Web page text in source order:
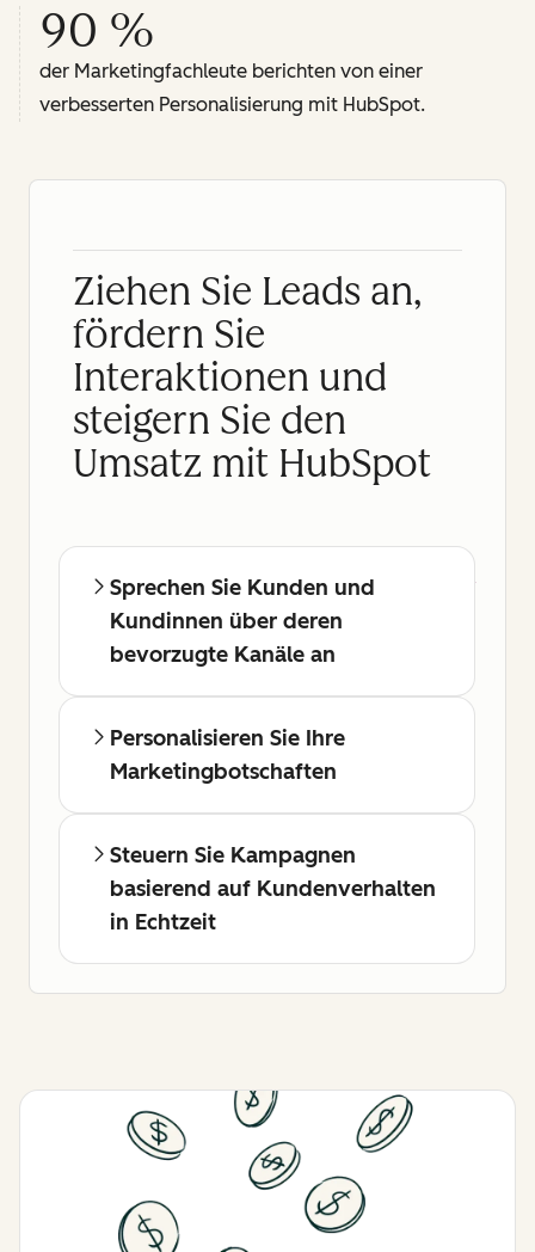
90 %
der Marketingfachleute berichten von einer
verbesserten Personalisierung mit HubSpot.
Ziehen Sie Leads an,
fördern Sie
Interaktionen und
steigern Sie den
Umsatz mit HubSpot
Sprechen Sie Kunden und
Kundinnen über deren
bevorzugte Kanäle an
Personalisieren Sie Ihre
Marketingbotschaften
Steuern Sie Kampagnen
basierend auf Kundenverhalten
in Echtzeit